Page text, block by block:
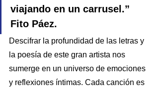
viajando en un carrusel.”
Fito Páez.
Descifrar la profundidad de las letras y
la poesía de este gran artista nos
sumerge en un universo de emociones
y reflexiones íntimas. Cada canción es